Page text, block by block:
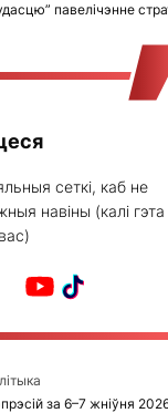
павелічэнне
сеткі, каб не
навіны (калі гэта
за 6–7 жніўня